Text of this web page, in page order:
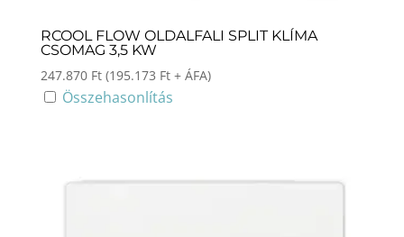
RCOOL FLOW OLDALFALI SPLIT KLÍMA
CSOMAG 3,5 KW
247.870 Ft (195.173 Ft+ ÁFA)
Összehasonlítás